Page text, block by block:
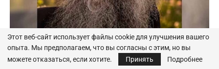
Отец Пимен (Влад): Господи, помоги нам прожить
Этот веб-сайт использует файлы cookie для улучшения вашего
опыта. Мы предполагаем, что вы согласны с этим, но вы
можете отказаться, если хотите.
Принять Подробнее